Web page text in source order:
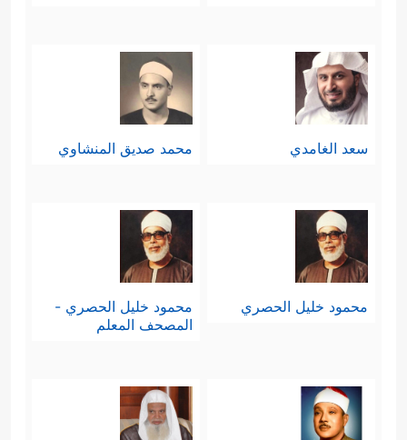
سعد الغامدي محمد صديق المنشاوي
محمود خليل الحصري
محمود خليل الحصري -
المصحف المعلم